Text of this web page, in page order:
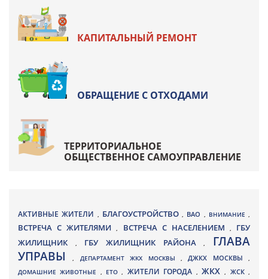
КАПИТАЛЬНЫЙ РЕМОНТ
ОБРАЩЕНИЕ С ОТХОДАМИ
ТЕРРИТОРИАЛЬНОЕ
ОБЩЕСТВЕННОЕ САМОУПРАВЛЕНИЕ
АКТИВНЫЕ ЖИТЕЛИ , БЛАГОУСТРОЙСТВО , ВАО , ВНИМАНИЕ ,
ВСТРЕЧА С ЖИТЕЛЯМИ, ВСТРЕЧА С НАСЕЛЕНИЕМ , ГБУ
ЖИЛИЩНИК
, ГБУ ЖИЛИЩНИК РАЙОНА, ГЛАВА
УПРАВЫ, ДЕПАРТАМЕНТ ЖКХ МОСКВЫ ,ДЖКХ МОСКВЫ ,
ДОМАШНИЕ ЖИВОТНЫЕ , ЕТО, ЖИТЕЛИ ГОРОДА , ЖКХ, ЖСК,